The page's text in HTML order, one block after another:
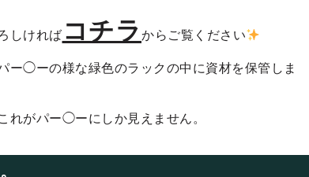
しければ コチラ からご覧ください
ー◯ーの様な緑色のラックの中に資材を保管しま
れがパー◯ーにしか見えません。